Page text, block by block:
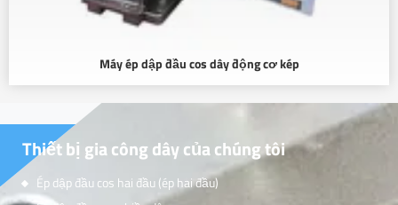
Máy ép dập đầu cos dây động cơ kép
Thiết bị gia công dây của chúng tôi
Ép dập đầu cos hai đầu (ép hai đầu)